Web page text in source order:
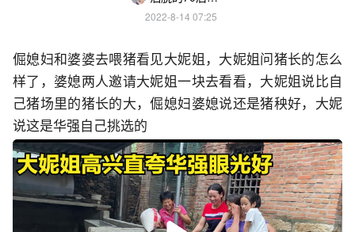
2022-8-14 07:25
倔媳妇和婆婆去喂猪看见大妮姐，大妮姐问猪长的怎么
样了，婆媳两人邀请大妮姐一块去看看，大妮姐说比自
己猪场里的猪长的大，倔媳妇婆媳说还是猪秧好，大妮
说这是华强自己挑选的